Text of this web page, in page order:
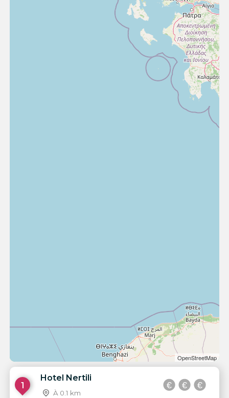
OpenStreetMap
1
Hotel Nertili
À 0.1 km